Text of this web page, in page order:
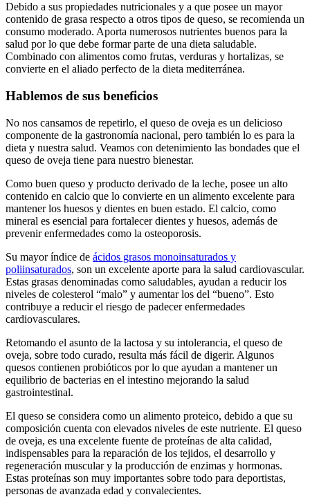
Debido a sus propiedades nutricionales y a que posee un mayor
contenido de grasa respecto a otros tipos de queso, se recomienda un
consumo moderado. Aporta numerosos nutrientes buenos para la
salud por lo que debe formar parte de una dieta saludable.
Combinado con alimentos como frutas, verduras y hortalizas, se
convierte en el aliado perfecto de la dieta mediterránea.
Hablemos de sus beneficios
No nos cansamos de repetirlo, el queso de oveja es un delicioso
componente de la gastronomía nacional, pero también lo es para la
dieta y nuestra salud. Veamos con detenimiento las bondades que el
queso de oveja tiene para nuestro bienestar.
Como buen queso y producto derivado de la leche, posee un alto
contenido en calcio que lo convierte en un alimento excelente para
mantener los huesos y dientes en buen estado. El calcio, como
mineral es esencial para fortalecer dientes y huesos, además de
prevenir enfermedades como la osteoporosis.
Su mayor índice de ácidos grasos monoinsaturados y
poliinsaturados, son un excelente aporte para la salud cardiovascular.
Estas grasas denominadas como saludables, ayudan a reducir los
niveles de colesterol “malo” y aumentar los del “bueno”. Esto
contribuye a reducir el riesgo de padecer enfermedades
cardiovasculares.
Retomando el asunto de la lactosa y su intolerancia, el queso de
oveja, sobre todo curado, resulta más fácil de digerir. Algunos
quesos contienen probióticos por lo que ayudan a mantener un
equilibrio de bacterias en el intestino mejorando la salud
gastrointestinal.
El queso se considera como un alimento proteico, debido a que su
composición cuenta con elevados niveles de este nutriente. El queso
de oveja, es una excelente fuente de proteínas de alta calidad,
indispensables para la reparación de los tejidos, el desarrollo y
regeneración muscular y la producción de enzimas y hormonas.
Estas proteínas son muy importantes sobre todo para deportistas,
personas de avanzada edad y convalecientes.